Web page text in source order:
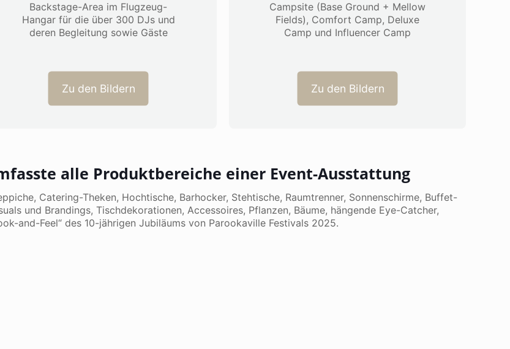
Backstage-Area im Flugzeug-
Hangar für die über 300 DJs und
deren Begleitung sowie Gäste
Zu den Bildern
Campsite (Base Ground + Mellow
Fields), Comfort Camp, Deluxe
Camp und Influencer Camp
Zu den Bildern
alle Produktbereiche einer Event-Ausstattung
Catering-Theken, Hochtische, Barhocker, Stehtische, Raumtrenner, Sonnenschirme, Buffet-
und Brandings, Tischdekorationen, Accessoires, Pflanzen, Bäume, hängende Eye-Catcher,
and-Feel“ des 10-jährigen Jubiläums von Parookaville Festivals 2025.